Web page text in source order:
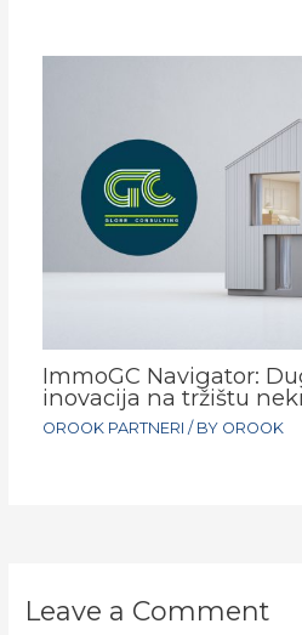
ImmoGC Navigator:
inovacija na tržištu
OROOK PARTNERI / BY OROOK
Leave a Comment